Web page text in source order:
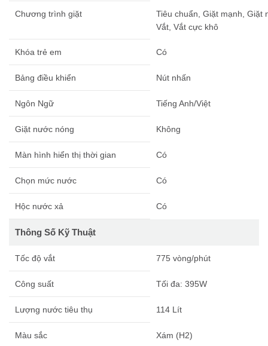
Chương trình giặt
Tiêu chuẩn, Giặt mạnh, Giặt
Vắt, Vắt cực khô
Khóa trẻ em Có
Bảng điều khiển Nút nhấn
Ngôn Ngữ Tiếng Anh/Việt
Giặt nước nóng Không
Màn hình hiển thị thời gian Có
Chọn mức nước Có
Hộc nước xả Có
Thông Số Kỹ Thuật
Tốc độ vắt 775 vòng/phút
Công suất Tối đa: 395W
Lượng nước tiêu thụ 114 Lít
Màu sắc Xám (H2)